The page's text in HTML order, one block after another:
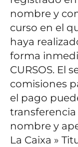
nombre y
curso en el
haya
forma
CURSOS. El
comisiones
el pago
nombre y
La Caixa »